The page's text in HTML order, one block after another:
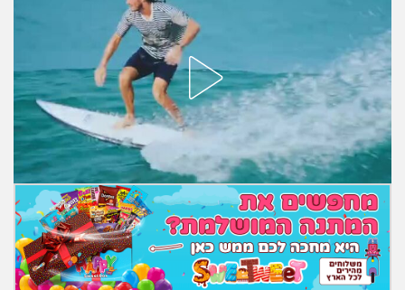
עבודה וקריירה
חברים ואנשים
בית, שכנים ושותפים
מה שעובר עליי
שומרים על הגוף
פיננסי וכלכלה